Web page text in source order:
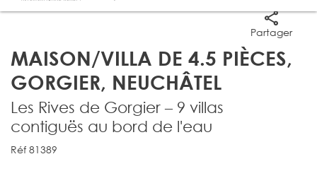
MAISON/VILLA DE 4.5 PIÈCES,
GORGIER, NEUCHÂTEL
Partager
Les Rives de Gorgier – 9 villas
contiguës au bord de l'eau
Réf 81389